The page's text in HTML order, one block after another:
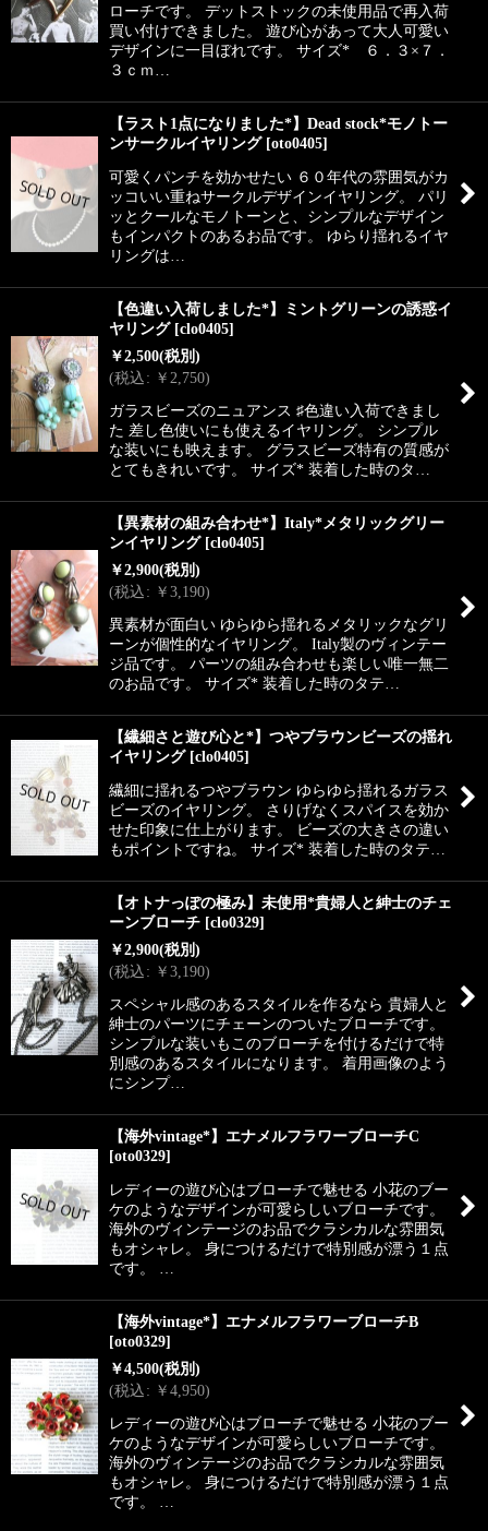
ローチです。 デットストックの未使用品で再入荷
買い付けできました。 遊び心があって大人可愛い
デザインに一目ぼれです。 サイズ* ６．３×７．
３ｃｍ…
【ラスト1点になりました*】Dead stock*モノトー
ンサークルイヤリング [oto0405]
可愛くパンチを効かせたい ６０年代の雰囲気がカ
ッコいい重ねサークルデザインイヤリング。 パリ
ッとクールなモノトーンと、シンプルなデザイン
もインパクトのあるお品です。 ゆらり揺れるイヤ
リングは…
【色違い入荷しました*】ミントグリーンの誘惑イ
ヤリング [clo0405]
￥2,500(税別)
(税込: ￥ 2,750)
ガラスビーズのニュアンス ♯色違い入荷できまし
た 差し色使いにも使えるイヤリング。 シンプル
な装いにも映えます。 グラスビーズ特有の質感が
とてもきれいです。 サイズ* 装着した時のタ…
【異素材の組み合わせ*】Italy*メタリックグリー
ンイヤリング [clo0405]
￥2,900(税別)
(税込: ￥3,190)
異素材が面白い ゆらゆら揺れるメタリックなグリ
ーンが個性的なイヤリング。 Italy製のヴィンテー
ジ品です。 パーツの組み合わせも楽しい唯一無二
のお品です。 サイズ* 装着した時のタテ…
【繊細さと遊び心と*】つやブラウンビーズの揺れ
イヤリング [clo0405]
繊細に揺れるつやブラウン ゆらゆら揺れるガラス
ビーズのイヤリング。 さりげなくスパイスを効か
せた印象に仕上がります。 ビーズの大きさの違い
もポイントですね。 サイズ* 装着した時のタテ…
【オトナっぽの極み】未使用*貴婦人と紳士のチェ
ーンブローチ [clo0329]
￥2,900(税別)
(税込: ￥3,190)
スペシャル感のあるスタイルを作るなら 貴婦人と
紳士のパーツにチェーンのついたブローチです。
シンプルな装いもこのブローチを付けるだけで特
別感のあるスタイルになります。 着用画像のよう
にシンプ…
【海外vintage*】エナメルフラワーブローチC
[oto0329]
レディーの遊び心はブローチで魅せる 小花のブー
ケのようなデザインが可愛らしいブローチです。
海外のヴィンテージのお品でクラシカルな雰囲気
もオシャレ。 身につけるだけで特別感が漂う１点
です。 …
【海外vintage*】エナメルフラワーブローチB
[oto0329]
￥4,500(税別)
(税込: ￥4,950)
レディーの遊び心はブローチで魅せる 小花のブー
ケのようなデザインが可愛らしいブローチです。
海外のヴィンテージのお品でクラシカルな雰囲気
もオシャレ。 身につけるだけで特別感が漂う１点
です。 …